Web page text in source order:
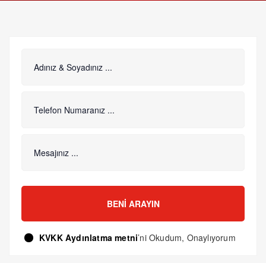
BENI ARAYIN
KVKK Aydınlatma metni’ni Okudum, Onaylıyorum